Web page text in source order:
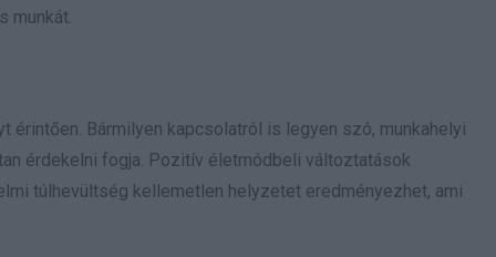
munkát.
Bármilyen kapcsolatról is legyen szó, munkahelyi
érdekelni fogja. Pozitív életmódbeli változtatások
túlhevültség kellemetlen helyzetet eredményezhet, ami